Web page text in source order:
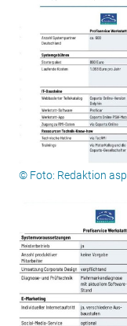
© Foto: Redaktion asp